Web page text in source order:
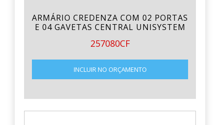
ARMÁRIO CREDENZA COM 02 PORTAS
E 04 GAVETAS CENTRAL UNISYSTEM
257080CF
INCLUIR NO ORÇAMENTO